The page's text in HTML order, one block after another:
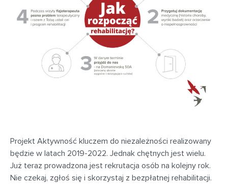
Projekt Aktywność kluczem do niezależności realizowany
będzie w latach 2019-2022. Jednak chętnych jest wielu.
Już teraz prowadzona jest rekrutacja osób na kolejny rok.
Nie czekaj, zgłoś się i skorzystaj z bezpłatnej rehabilitacji.